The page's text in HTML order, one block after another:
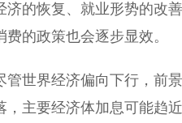
的恢复、就业形势的改
的政策也会逐步显效。
界经济偏向下行，前
，主要经济体加息可能趋